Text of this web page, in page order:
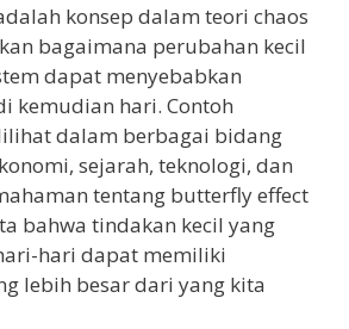
konsep dalam teori chaos
bagaimana perubahan kecil
dapat menyebabkan
kemudian hari. Contoh
dalam berbagai bidang
sejarah, teknologi, dan
tentang butterfly effect
bahwa tindakan kecil yang
hari dapat memiliki
lebih besar dari yang kita